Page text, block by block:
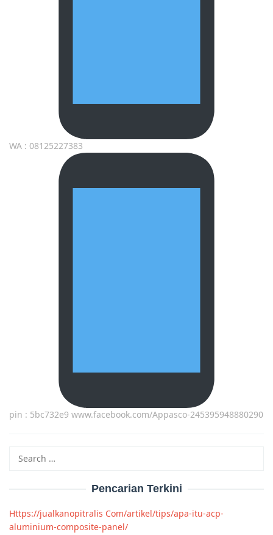
WA : 08125227383
pin : 5bc732e9 www.facebook.com/Appasco-245395948880290
for:
Pencarian Terkini
Https://jualkanopitralis Com/artikel/tips/apa-itu-acp-
aluminium-composite-panel/